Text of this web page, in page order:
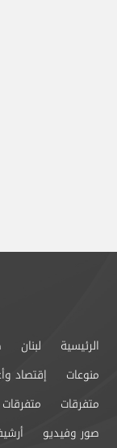
الرئيسية لبنان
منوعات
إقتصاد
متفرقات
صور وفيديو